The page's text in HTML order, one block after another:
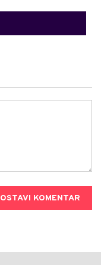
OSTAVI KOMENTAR